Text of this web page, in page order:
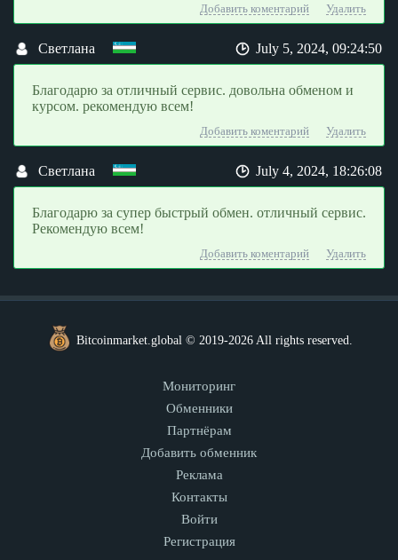
Добавить коментарий Удалить
Светлана July 5, 2024, 09:24:50
Благодарю за отличный сервис. довольна обменом и
курсом. рекомендую всем!
Добавить коментарий Удалить
Светлана July 4, 2024, 18:26:08
Благодарю за супер быстрый обмен. отличный сервис.
Рекомендую всем!
Добавить коментарий Удалить
Bitcoinmarket.global © 2019-2026 All rights reserved.
Мониторинг
Обменники
Партнёрам
Добавить обменник
Реклама
Контакты
Войти
Регистрация